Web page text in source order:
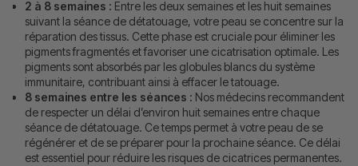
2 à 8 semaines : Entre les deux semaines et les huit semaines
suivant la séance de détatouage, votre peau se concentre sur la
réparation des tissus. Cette phase est cruciale pour éliminer les
pigments fragmentés et favoriser une cicatrisation optimale. Les
pigments sont absorbés par les globules blancs du système
immunitaire, contribuant ainsi à effacer le tatouage.
8 semaines entre les séances : Nos médecins recommandent
de respecter un délai d’environ huit semaines entre chaque
séance de détatouage. Ce temps permet à votre peau de se
régénérer et de se préparer pour la prochaine séance. Ce délai
est essentiel pour réduire les risques de cicatrices permanentes.